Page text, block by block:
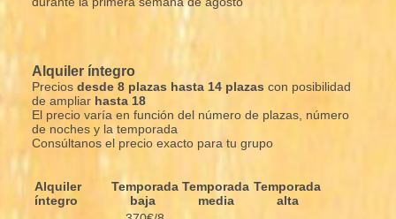
Alquiler íntegro
Precios desde 8 plazas hasta 14 plazas con posibilidad
de ampliar hasta 18
El precio varía en función del número de plazas, número
de noches y la temporada
Consúltanos el precio exacto para tu grupo
Alquiler
íntegro
Temporada
baja
Temporada
media
Temporada
alta